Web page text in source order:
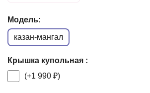
Модель:
казан-мангал
Крышка купольная :
(+1 990₽)